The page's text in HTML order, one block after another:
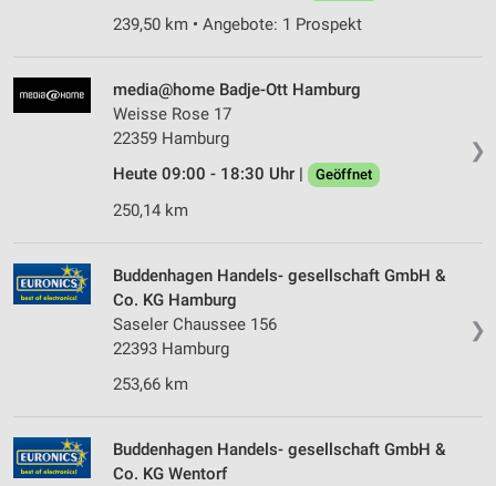
239,50 km • Angebote: 1 Prospekt
❯
media@home Badje-Ott Hamburg
Weisse Rose 17
22359 Hamburg
Heute 09:00 - 18:30 Uhr |
Geöffnet
250,14 km
❯
Buddenhagen Handels- gesellschaft GmbH &
Co. KG Hamburg
Saseler Chaussee 156
22393 Hamburg
253,66 km
Buddenhagen Handels- gesellschaft GmbH &
Co. KG Wentorf